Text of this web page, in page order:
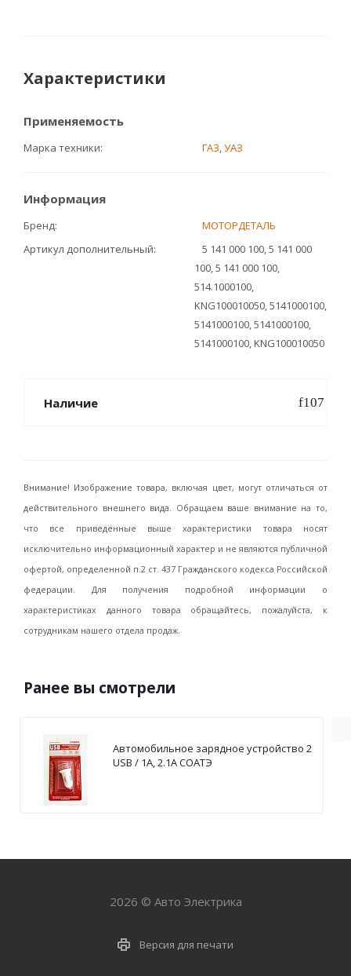
Характеристики
Применяемость
Марка техники ГАЗ,УАЗ
Информация
Бренд
МОТОРДЕТАЛЬ
Артикул дополнительный
5 141 000 100, 5 141 000
100, 5 141 000 100,
514.1000100,
KNG100010050, 5141000100,
5141000100, 5141000100,
5141000100, KNG100010050
Наличие
Внимание! Изображение товара, включая цвет, могут отличаться от
действительного внешнего вида. Обращаем ваше внимание на то,
что все приведённые выше характеристики товара носят
исключительно информационный характер и не являются публичной
офертой, определенной п.2 ст. 437 Гражданского кодекса Российской
федерации. Для получения подробной информации о
характеристиках данного товара обращайтесь, пожалуйста, к
сотрудникам нашего отдела продаж.
Ранее вы смотрели
Автомобильное зарядное устройство 2
USB / 1А, 2.1А СОАТЭ
2026 © Авто Электрика
Версия для печати